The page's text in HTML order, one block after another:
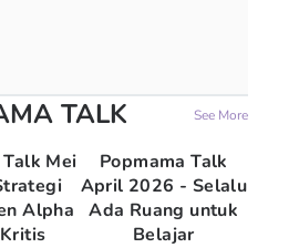
TALK See More
Mei
Alpha
Popmama Talk
April 2026 - Selalu
Ada Ruang untuk
Belajar